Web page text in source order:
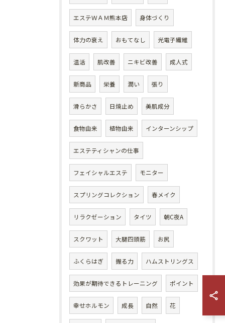
エステＷＡＭ熊本店 身体づくり
体力の衰え おもてなし 光電子繊維
温活 肌改善 ニキビ改善 成人式
新商品 栄養 潤い 張り
滑らかさ 日焼止め 美肌成分
食物由来 植物由来 インターンシップ
エステティシャンの仕事
フェイシャルエステ モニター
スプリングコレクション 春メイク
リラクゼーション タイツ 朝C夜A
スクワット 大腿四頭筋 お尻
ふくらはぎ 握る力 ハムストリングス
効果が期待できるトレーニング ポイント
幸せホルモン 成長 自然 花